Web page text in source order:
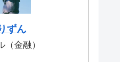
ずん
金融）